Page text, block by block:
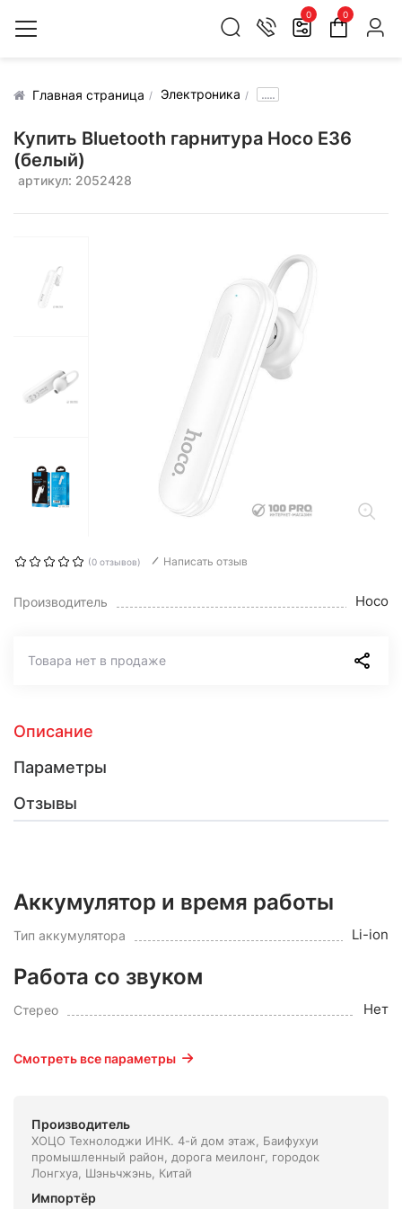
0 0
Главная страница Электроника .....
Купить Bluetooth гарнитура Hoco E36
(белый)
артикул: 2052428
(0 отзывов) Написать отзыв
Производитель Hoco
Товара нет в продаже
Описание
Параметры
Отзывы
Аккумулятор и время работы
Тип аккумулятора Li-ion
Работа со звуком
Стерео Нет
Смотреть все параметры
Производитель
ХОЦО Технолоджи ИНК. 4-й дом этаж, Баифухуи
промышленный район, дорога меилонг, городок
Лонгхуа, Шэньчжэнь, Китай
Импортёр